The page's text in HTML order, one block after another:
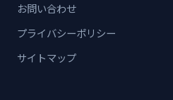
お問い合わせ
プライバシーポリシー
サイトマップ